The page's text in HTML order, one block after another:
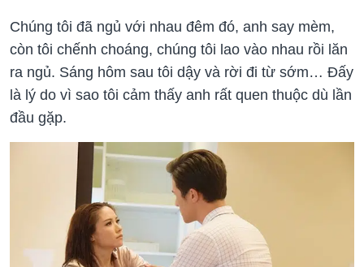
Chúng tôi đã ngủ với nhau đêm đó, anh say mèm,
còn tôi chếnh choáng, chúng tôi lao vào nhau rồi lăn
ra ngủ. Sáng hôm sau tôi dậy và rời đi từ sớm… Đấy
là lý do vì sao tôi cảm thấy anh rất quen thuộc dù lần
đầu gặp.